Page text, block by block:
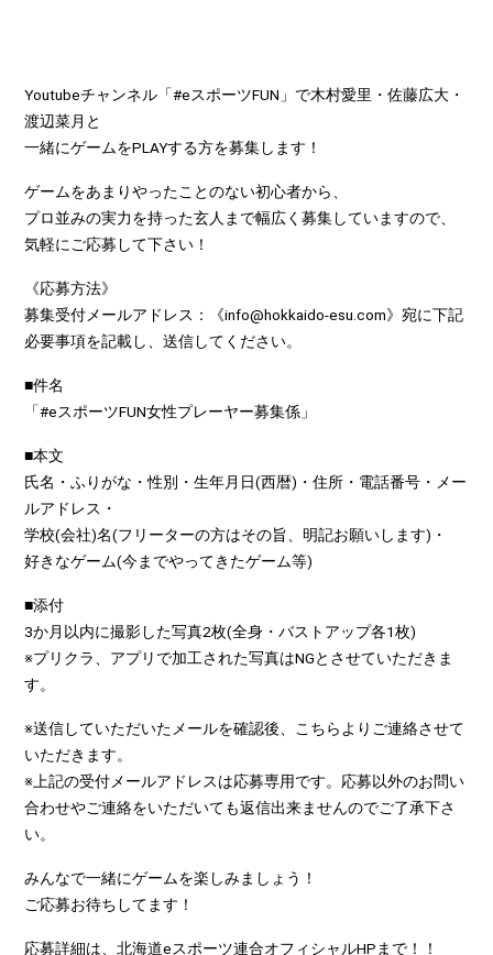
Youtubeチャンネル「#eスポーツFUN」で木村愛里・佐藤広大・
渡辺菜月と
一緒にゲームをPLAYする方を募集します！
ゲームをあまりやったことのない初心者から、
プロ並みの実力を持った玄人まで幅広く募集していますので、
気軽にご応募して下さい！
《応募方法》
募集受付メールアドレス：《info@hokkaido-esu.com》宛に下記
必要事項を記載し、送信してください。
■件名
「#eスポーツFUN女性プレーヤー募集係」
■本文
氏名・ふりがな・性別・生年月日(西暦)・住所・電話番号・メー
ルアドレス・
学校(会社)名(フリーターの方はその旨、明記お願いします)・
好きなゲーム(今までやってきたゲーム等)
■添付
3か月以内に撮影した写真2枚(全身・バストアップ各1枚)
※プリクラ、アプリで加工された写真はNGとさせていただきま
す。
※送信していただいたメールを確認後、こちらよりご連絡させて
いただきます。
※上記の受付メールアドレスは応募専用です。応募以外のお問い
合わせやご連絡をいただいても返信出来ませんのでご了承下さ
い。
みんなで一緒にゲームを楽しみましょう！
ご応募お待ちしてます！
応募詳細は、北海道eスポーツ連合オフィシャルHPまで！！